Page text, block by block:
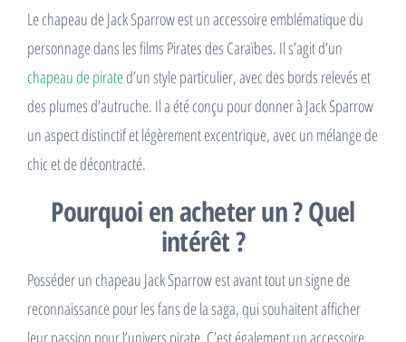
Le chapeau de Jack Sparrow est un accessoire emblématique du
personnage dans les films Pirates des Caraïbes. Il s’agit d’un
chapeau de pirated’un style particulier, avec des bords relevés et
des plumes d’autruche. Il a été conçu pour donner à Jack Sparrow
un aspect distinctif et légèrement excentrique, avec un mélange de
chic et de décontracté.
Pourquoi en acheter un ? Quel
intérêt ?
Posséder un chapeau Jack Sparrow est avant tout un signe de
reconnaissance pour les fans de la saga, qui souhaitent afficher
leur passion pour l’univers pirate. C’est également un accessoire